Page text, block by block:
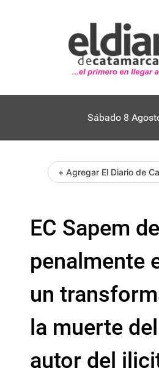
Sábado 8
+ Agregar El Diario de
EC Sapem
penalmente
un
la muerte
autor del